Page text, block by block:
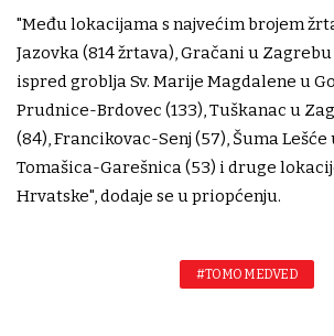
"Među lokacijama s najvećim brojem
Jazovka (814 žrtava), Gračani u
ispred groblja Sv. Marije Magdalene u
Prudnice-Brdovec (133), Tuškanac u
(84), Francikovac-Senj (57), Šuma Lešće
Tomašica-Garešnica (53) i druge
Hrvatske", dodaje se u priopćenju.
#TOMO MEDVED